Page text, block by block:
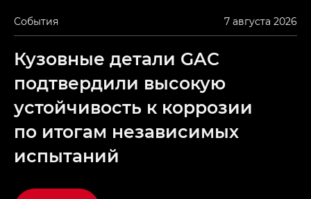
События 7 августа 2026
Кузовные детали GAC
подтвердили высокую
устойчивость к коррозии
по итогам независимых
испытаний